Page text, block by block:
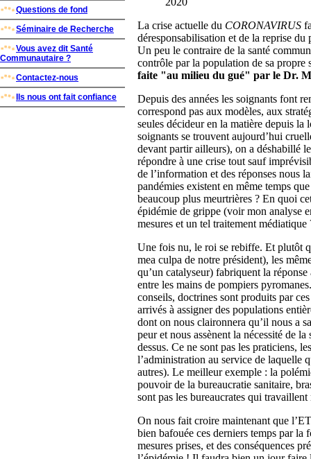
Questions de fond
Séminaire de Recherche
Vous avez dit Santé
Communautaire ?
Contactez-nous
Ils nous ont fait confiance
La crise actuelle du CORONAVIRUS
déresponsabilisation et de la reprise
Un peu le contraire de la santé
contrôle par la population de sa propre
faite "au milieu du gué" par le Dr.
Depuis des années les soignants font
correspond pas aux modèles, aux
seules décideur en la matière depuis
soignants se trouvent aujourd’hui
devant partir ailleurs), on a déshabillé
répondre à une crise tout sauf
de l’information et des réponses nous
pandémies existent en même temps
beaucoup plus meurtrières ? En quoi
épidémie de grippe (voir mon analyse
mesures et un tel traitement médiatique
Une fois nu, le roi se rebiffe. Et plutôt
mea culpa de notre président), les
qu’un catalyseur) fabriquent la
entre les mains de pompiers
conseils, doctrines sont produits par
arrivés à assigner des populations
dont on nous claironnera qu’il nous a
peur et nous assènent la nécessité de
dessus. Ce ne sont pas les praticiens,
l’administration au service de laquelle
autres). Le meilleur exemple : la
pouvoir de la bureaucratie sanitaire,
sont pas les bureaucrates qui
On nous fait croire maintenant que
bien bafouée ces derniers temps par la
mesures prises, et des conséquences